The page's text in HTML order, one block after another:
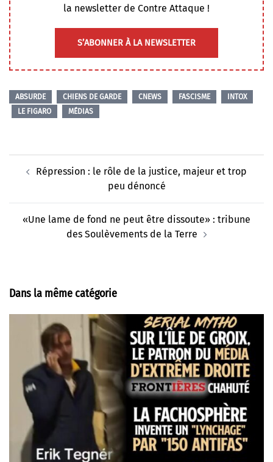
la newsletter de Contre Attaque !
S’ABONNER À LA NEWSLETTER
ABSURDE CHIENS DE GARDE CNEWS FASCISME
INTOX
LE FIGARO
MÉDIAS
d’articleRépression : le rôle de la justice, majeur et trop
peu dénoncé
«Une lame de fond ne peut être dissoute» : tribune
des Soulèvements de la Terre
Dans la même catégorie